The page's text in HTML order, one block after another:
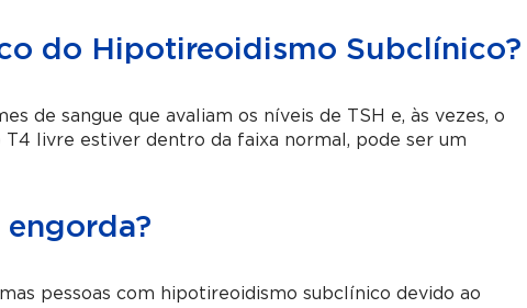
do Hipotireoidismo Subclínico?
de sangue que avaliam os níveis de TSH e, às vezes, o
livre estiver dentro da faixa normal, pode ser um
pessoas com hipotireoidismo subclínico devido ao